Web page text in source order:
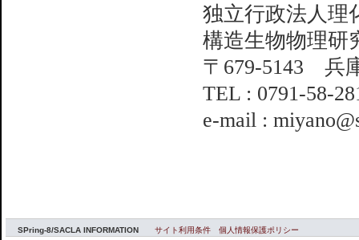
独立行政法人
構造生物物理研
〒679-5143 兵
TEL : 0791-58-
e-mail :
SPring-8/SACLA INFORMATION サイト利用条件 個人情報保護ポリシー